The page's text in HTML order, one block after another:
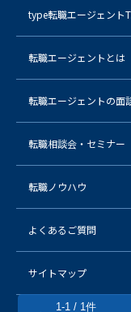
1-1 / 1件
type転職エージェント
転職エージェントとは
転職エージェントの面
転職相談会・セミナー
転職ノウハウ
よくあるご質問
サイトマップ